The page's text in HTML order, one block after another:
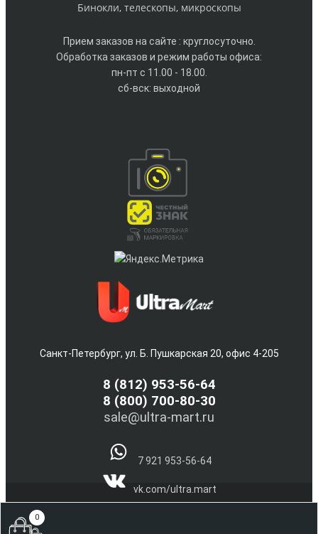
Бинокли, телескопы, микроскопы
Прием заказов на сайте : круглосуточно.
Обработка заказов и режим работы офиса:
пн-пт с 11.00 - 18.00.
сб-вск: выходной
Санкт-Петербург, ул. Б. Пушкарская 20, офис 4-205
8 (812) 953-56-64
8 (800) 700-80-30
sale@ultra-mart.ru
7 921 953-56-64
vk.com/ultra.mart
0